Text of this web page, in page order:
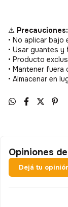
⚠️ Precauciones:
• No aplicar
• Usar guantes
• Producto
• Mantener fuera
• Almacenar en
Opiniones
Dejá tu